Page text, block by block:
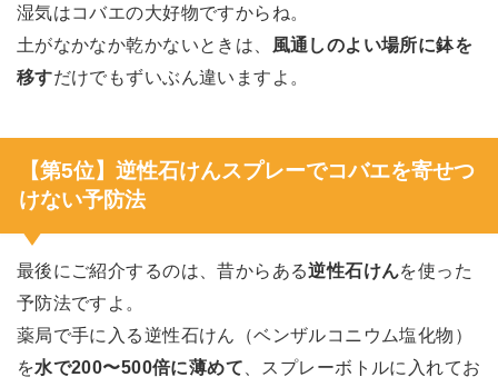
湿気はコバエの大好物ですからね。
土がなかなか乾かないときは、 風通しのよい場所に鉢を
移すだけでもずいぶん違いますよ。
【第5位】逆性石けんスプレーでコバエを寄せつ
けない予防法
最後にご紹介するのは、昔からある逆性石けんを使った
予防法ですよ。
薬局で手に入る逆性石けん（ベンザルコニウム塩化物）
を水で200〜500倍に薄めて 、スプレーボトルに入れてお